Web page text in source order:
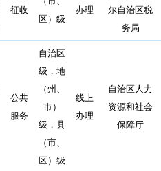
征收
区）级
办理
尔自治区税
务局
公共
服务
自治区
级，地
（州、
市）
级，县
（市、
区）级
线上
办理
自治区人力
资源和社会
保障厅